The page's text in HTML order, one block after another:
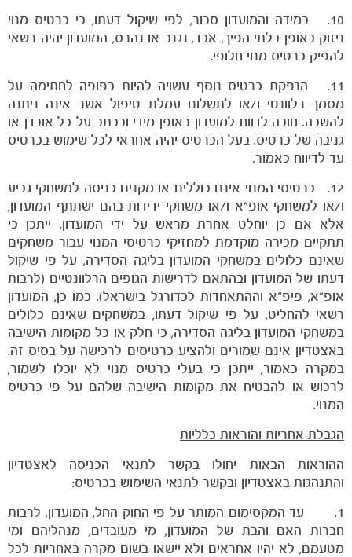
10. במידה והמועדון סבור, לפי שיקול דעתו, כי כרטיס מנוי
ניזוק באופן בלתי הפיך, אבד, נגנב או נהרס, המועדון יהיה רשאי
להפיק כרטיס מנוי חלופי.
11. הנפקת כרטיס נוסף עשויה להיות כפופה לחתימה על
מסמך רלוונטי ו/או לתשלום עמלת טיפול אשר אינה ניתנה
להשבה. חובה לדווח למועדון באופן מידי ובכתב על כל אובדן או
גניבה של כרטיס. בעל הכרטיס יהיה אחראי לכל שימוש בכרטיס
עד לדיווח כאמור.
12. כרטיסי המנוי אינם כוללים או מקנים כניסה למשחקי גביע
ו/או למשחקי אופ"א ו/או משחקי ידידות בהם ישתתף המועדון,
אלא אם כן יוחלט אחרת מראש על ידי המועדון. ייתכן כי
תתקיים מכירה מוקדמת למחזיקי כרטיסי המנוי עבור משחקים
שאינם כלולים במשחקי המועדון בליגה הסדירה, על פי שיקול
דעתו של המועדון ובהתאם לדרישות הגופים הרלוונטיים (לרבות
אופ"א, פיפ"א וההתאחדות לכדורגל בישראל). כמו כן, המועדון
רשאי להחליט, על פי שיקול דעתו, במשחקים שאינם כלולים
במשחקי המועדון בליגה הסדירה, כי חלק או כל מקומות הישיבה
באצטדיון אינם שמורים ולהציע כרטיסים לרכישה על בסיס זה.
במקרה כאמור, ייתכן כי בעלי כרטיס מנוי לא יוכלו לשמור,
לרכוש או להבטיח את מקומות הישיבה שלהם על פי כרטיס
המנוי.
הגבלת אחריות והוראות כלליות
ההוראות הבאות יחולו בקשר לתנאי הכניסה לאצטדיון
והתנהגות באצטדיון ובקשר לתנאי השימוש בכרטיס:
1. עד המקסימום המותר על פי החוק החל, המועדון, לרבות
חברות האם והבת של המועדון, מי מעובדים, מנהליהם ומי
מטעמם, לא יהיו אחראים ולא יישאו בשום מקרה באחריות לכל